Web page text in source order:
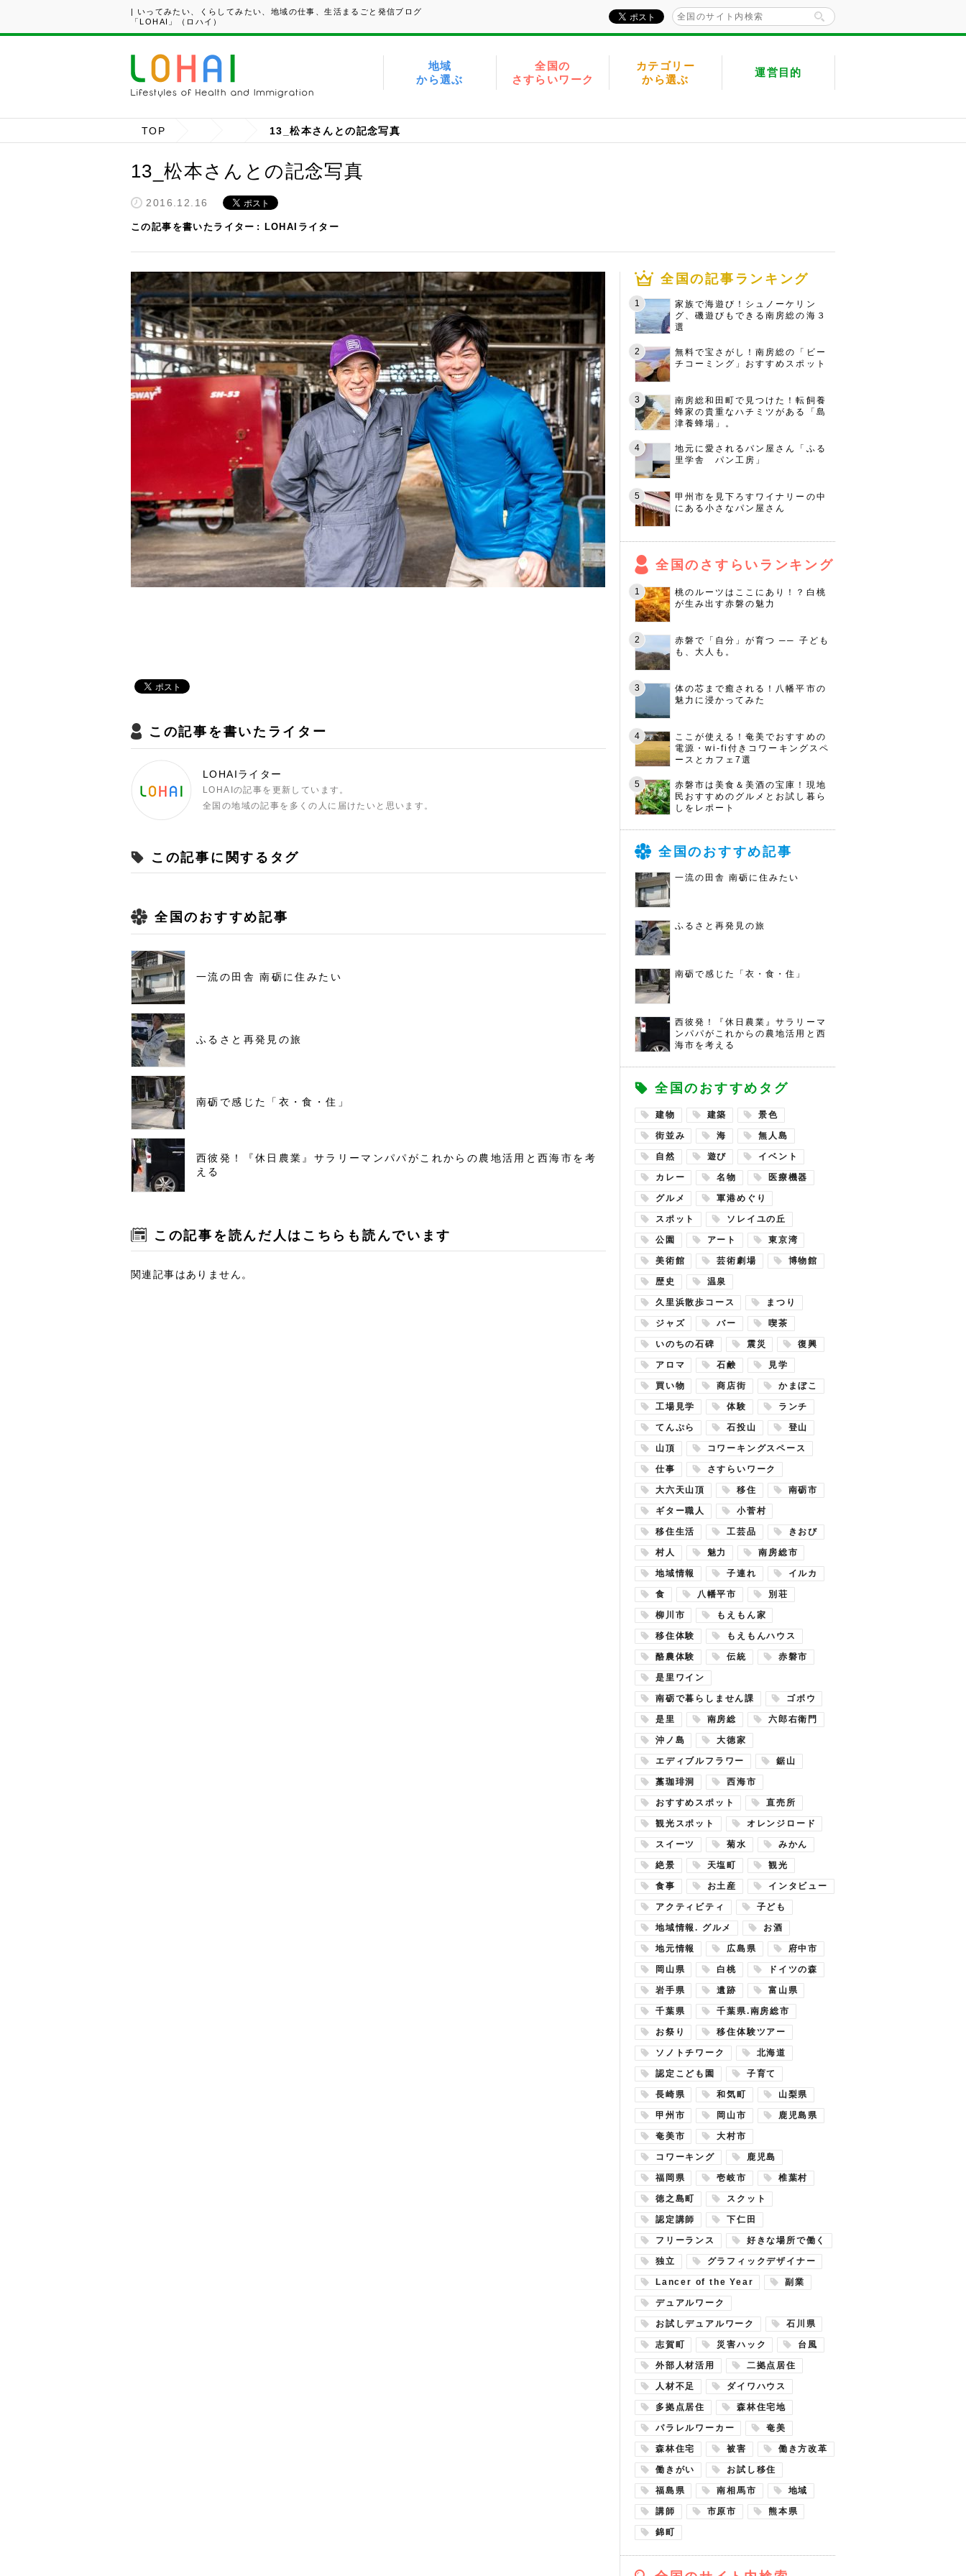
| いってみたい、くらしてみたい、地域の仕事、生活まるごと発信ブログ
「LOHAI」（ロハイ）
地域
から選ぶ
全国の
さすらいワーク
カテゴリー
から選ぶ
運営目的
TOP 13_松本さんとの記念写真
13_松本さんとの記念写真
2016.12.16
この記事を書いたライター LOHAIライター
この記事を書いたライター
LOHAIライター
LOHAIの記事を更新しています。
全国の地域の記事を多くの人に届けたいと思います。
この記事に関するタグ
全国のおすすめ記事
一流の田舎 南砺に住みたい
ふるさと再発見の旅
南砺で感じた「衣・食・住」
西彼発！『休日農業』サラリーマンパパがこれからの農地活用と西海市を考
える
この記事を読んだ人はこちらも読んでいます
関連記事はありません。
全国の記事ランキング
家族で海遊び！シュノーケリン
グ、磯遊びもできる南房総の海３
選
無料で宝さがし！南房総の「ビー
チコーミング」おすすめスポット
南房総和田町で見つけた！転飼養
蜂家の貴重なハチミツがある「島
津養蜂場」。
地元に愛されるパン屋さん「ふる
里学舎 パン工房」
甲州市を見下ろすワイナリーの中
にある小さなパン屋さん
全国のさすらいランキング
桃のルーツはここにあり！？白桃
が生み出す赤磐の魅力
赤磐で「自分」が育つ ── 子ども
も、大人も。
体の芯まで癒される！八幡平市の
魅力に浸かってみた
ここが使える！奄美でおすすめの
電源・wi-fi付きコワーキングスペ
ースとカフェ7選
赤磐市は美食＆美酒の宝庫！現地
民おすすめのグルメとお試し暮ら
しをレポート
全国のおすすめ記事
一流の田舎 南砺に住みたい
ふるさと再発見の旅
南砺で感じた「衣・食・住」
西彼発！『休日農業』サラリーマ
ンパパがこれからの農地活用と西
海市を考える
全国のおすすめタグ
建物 建築 景色
街並み 海 無人島
自然 遊び イベント
カレー 名物 医療機器
グルメ 軍港めぐり
スポット ソレイユの丘
公園 アート 東京湾
美術館 芸術劇場 博物館
歴史 温泉
久里浜散歩コース まつり
ジャズ バー 喫茶
いのちの石碑 震災 復興
アロマ 石鹸 見学
買い物 商店街 かまぼこ
工場見学 体験 ランチ
てんぷら 石投山 登山
山頂 コワーキングスペース
仕事 さすらいワーク
大六天山頂 移住 南砺市
ギター職人 小菅村
移住生活 工芸品 きおび
村人 魅力 南房総市
地域情報 子連れ イルカ
食 八幡平市 別荘
柳川市 もえもん家
移住体験 もえもんハウス
酪農体験 伝統 赤磐市
是里ワイン
南砺で暮らしません課 ゴボウ
是里 南房総 六郎右衛門
沖ノ島 大徳家
エディブルフラワー 鋸山
藁珈琲洞 西海市
おすすめスポット 直売所
観光スポット オレンジロード
スイーツ 菊水 みかん
絶景 天塩町 観光
食事 お土産 インタビュー
アクティビティ 子ども
地域情報. グルメ お酒
地元情報 広島県 府中市
岡山県 白桃 ドイツの森
岩手県 遺跡 富山県
千葉県 千葉県.南房総市
お祭り 移住体験ツアー
ソノトチワーク 北海道
認定こども園 子育て
長崎県 和気町 山梨県
甲州市 岡山市 鹿児島県
奄美市 大村市
コワーキング 鹿児島
福岡県 壱岐市 椎葉村
徳之島町 スクット
認定講師 下仁田
フリーランス 好きな場所で働く
独立 グラフィックデザイナー
Lancer of the Year 副業
デュアルワーク
お試しデュアルワーク 石川県
志賀町 災害ハック 台風
外部人材活用 二拠点居住
人材不足 ダイワハウス
多拠点居住 森林住宅地
パラレルワーカー 奄美
森林住宅 被害 働き方改革
働きがい お試し移住
福島県 南相馬市 地域
講師 市原市 熊本県
錦町